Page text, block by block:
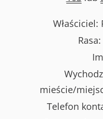
Właściciel:
Rasa:
mieście/
Telefon